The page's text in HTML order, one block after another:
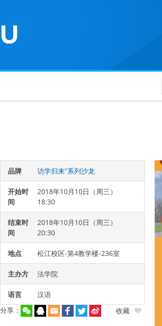
品牌 访学归来”系列沙龙
开始时
间
2018年10月10日（周三）
18:30
结束时
间
2018年10月10日（周三）
20:30
地点 松江校区-第4教学楼-236室
主办方 法学院
语言
汉语
分享：
收藏